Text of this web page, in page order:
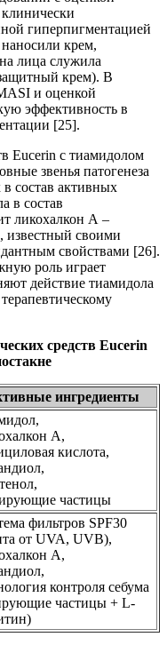
гиперпигментацией
крем,
лица служила
крем). В
и оценкой
эффективность в
[25].
Eucerin с тиамидолом
звенья патогенеза
состав активных
в состав
ликохалкон А –
известный своими
свойствами [26].
роль играет
действие тиамидола
средств Eucerin
ингредиенты
А,
кислота,
частицы
фильтров SPF30
от UVA, UVB),
А,
контроля себума
частицы + L-